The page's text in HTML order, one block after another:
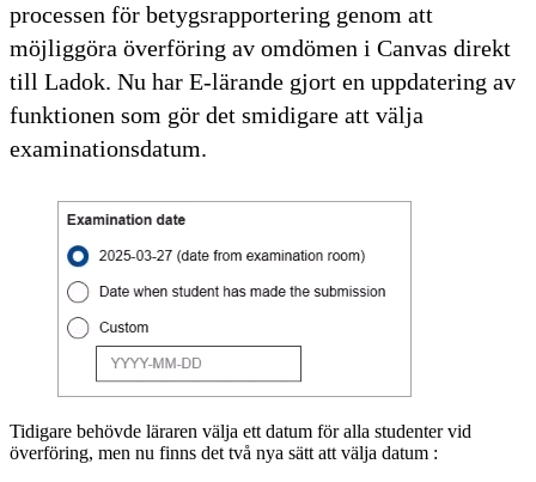
processen för betygsrapportering genom att
möjliggöra överföring av omdömen i Canvas direkt
till Ladok. Nu har E-lärande gjort en uppdatering av
funktionen som gör det smidigare att välja
examinationsdatum.
Tidigare behövde läraren välja ett datum för alla studenter vid
överföring, men nu finns det två nya sätt att välja datum :